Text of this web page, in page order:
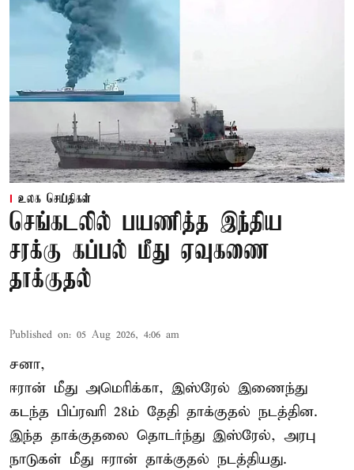
உலக செய்திகள்
செங்கடலில் பயணித்த இந்திய
சரக்கு கப்பல் மீது ஏவுகணை
தாக்குதல்
Published on: 05 Aug 2026, 4:06 am
சனா,
ஈரான் மீது அமெரிக்கா, இஸ்ரேல் இணைந்து
கடந்த பிப்ரவரி 28ம் தேதி தாக்குதல் நடத்தின.
இந்த தாக்குதலை தொடர்ந்து இஸ்ரேல், அரபு
நாடுகள் மீது ஈரான் தாக்குதல் நடத்தியது.